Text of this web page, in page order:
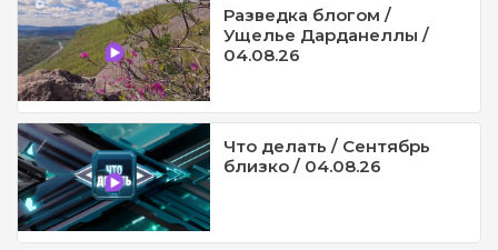
Разведка блогом /
Ущелье Дарданеллы /
04.08.26
Что делать / Сентябрь
близко / 04.08.26